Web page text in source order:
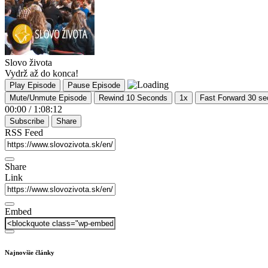
Slovo života
Vydrž až do konca!
Play Episode
Pause Episode
Mute/Unmute Episode
Rewind 10 Seconds 1x Fast Forward 30
00:00 / 1:08:12
Subscribe Share
RSS Feed
Share
Link
Embed
Najnovšie články